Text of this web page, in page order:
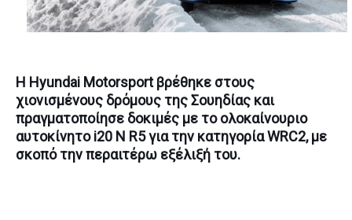
H Hyundai Motorsport βρέθηκε στους
χιονισμένους δρόμους της Σουηδίας και
πραγματοποίησε δοκιμές με το ολοκαίνουριο
αυτοκίνητο i20 N R5 για την κατηγορία WRC2, με
σκοπό την περαιτέρω εξέλιξή του.